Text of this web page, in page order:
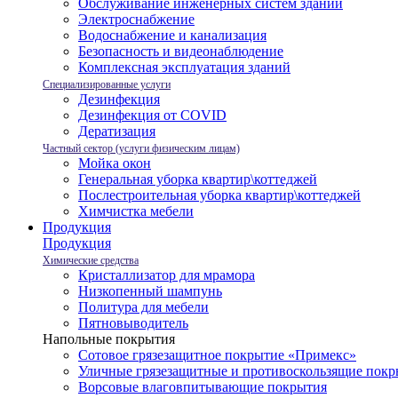
Обслуживание инженерных систем зданий
Электроснабжение
Водоснабжение и канализация
Безопасность и видеонаблюдение
Комплексная эксплуатация зданий
Специализированные услуги
Дезинфекция
Дезинфекция от COVID
Дератизация
Частный сектор (услуги физическим лицам)
Мойка окон
Генеральная уборка квартир\коттеджей
Послестроительная уборка квартир\коттеджей
Химчистка мебели
Продукция
Продукция
Химические средства
Кристаллизатор для мрамора
Низкопенный шампунь
Политура для мебели
Пятновыводитель
Напольные покрытия
Сотовое грязезащитное покрытие «Примекс»
Уличные грязезащитные и противоскользящие
Ворсовые влаговпитывающие покрытия